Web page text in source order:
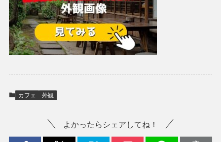
カフェ 外観
よかったらシェアしてね！